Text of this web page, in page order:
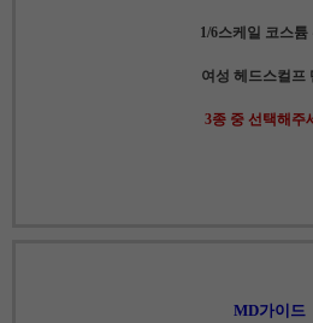
1/6스케일 코스튬
여성 헤드스컬프
3종 중 선택해주
MD가이드